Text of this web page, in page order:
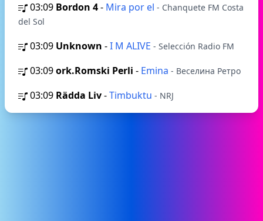
03:09 Bordon 4- Mira por el - Chanquete FM Costa
del Sol
03:09 Unknown -I M ALIVE - Selección Radio FM
03:09ork.Romski Perli - Emina - Веселина Ретро
03:09 Rädda Liv-Timbuktu - NRJ